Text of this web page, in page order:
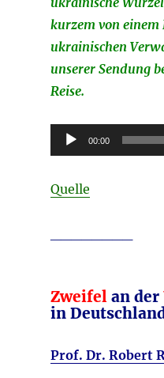
kurzem von einem
ukrainischen
unserer Sendung
Reise.
Audio-
Player
00:00
Quelle
Zweifelan der
in
Prof. Dr. Robert